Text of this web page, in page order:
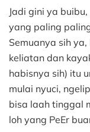
Jadi gini ya
yang paling
Semuanya sih
keliatan dan
habisnya sih) itu
mulai nyuci,
bisa laah tinggal
loh yang PeEr